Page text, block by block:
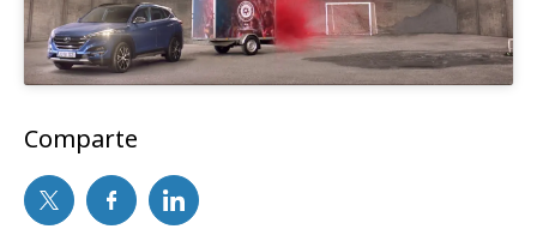
Comparte